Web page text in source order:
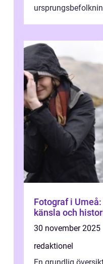
Fotograf i
känsla och
30 november 2025
redaktionel